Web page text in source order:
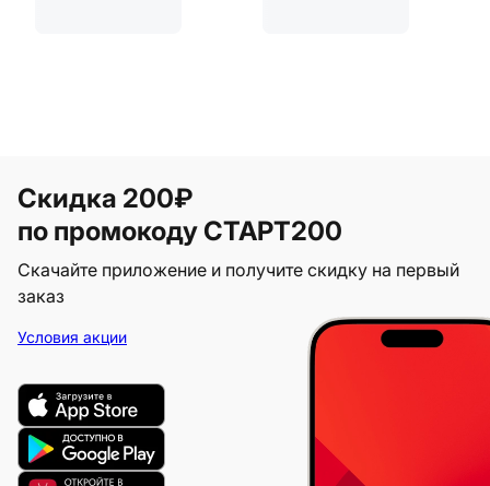
Скидка 200₽
по промокоду СТАРТ200
Скачайте приложение и получите скидку на первый
заказ
Условия акции